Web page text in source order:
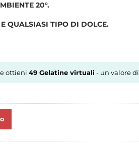
20°.
QUALSIASI TIPO DI DOLCE.
ottieni 49 Gelatine virtuali- un valore di